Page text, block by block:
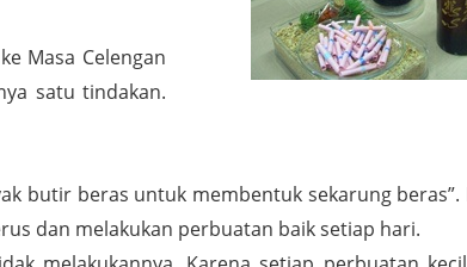
Masa Celengan
satu tindakan.
butir beras untuk membentuk sekarung beras”.
dan melakukan perbuatan baik setiap hari.